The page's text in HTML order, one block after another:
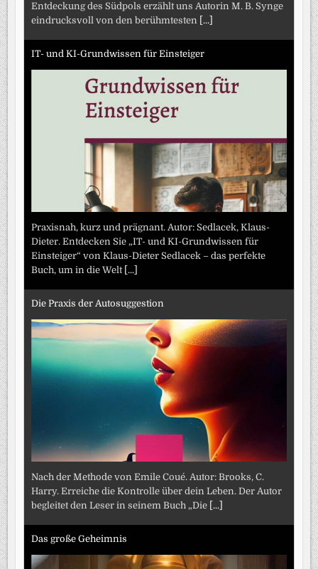
Entdeckung des Südpols erzählt uns Autorin M. B. Synge
eindrucksvoll von den berühmtesten [...]
IT- und KI-Grundwissen für Einsteiger
Praxisnah, kurz und prägnant. Autor: Sedlacek, Klaus-
Dieter. Entdecken Sie „IT- und KI-Grundwissen für
Einsteiger“ von Klaus-Dieter Sedlacek – das perfekte
Buch, um in die Welt [...]
Die Praxis der Autosuggestion
Nach der Methode von Emile Coué. Autor: Brooks, C.
Harry. Erreiche die Kontrolle über dein Leben. Der Autor
begleitet den Leser in seinem Buch „Die [...]
Das große Geheimnis